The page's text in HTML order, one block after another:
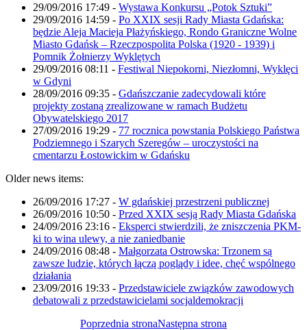
29/09/2016 17:49 - Wystawa Konkursu „Potok Sztuki”
29/09/2016 14:59 - Po XXIX sesji Rady Miasta Gdańska:
będzie Aleja Macieja Płażyńskiego, Rondo Graniczne Wolne
Miasto Gdańsk – Rzeczpospolita Polska (1920 - 1939) i
Pomnik Żołnierzy Wyklętych
29/09/2016 08:11 - Festiwal Niepokorni, Niezłomni, Wyklęci
w Gdyni
28/09/2016 09:35 - Gdańszczanie zadecydowali które
projekty zostaną zrealizowane w ramach Budżetu
Obywatelskiego 2017
27/09/2016 19:29 - 77 rocznica powstania Polskiego Państwa
Podziemnego i Szarych Szeregów – uroczystości na
cmentarzu Łostowickim w Gdańsku
Older news items:
26/09/2016 17:27 - W gdańskiej przestrzeni publicznej
26/09/2016 10:50 - Przed XXIX sesją Rady Miasta Gdańska
24/09/2016 23:16 - Eksperci stwierdzili, że zniszczenia PKM-
ki to wina ulewy, a nie zaniedbanie
24/09/2016 08:48 - Małgorzata Ostrowska: Trzonem są
zawsze ludzie, których łączą poglądy i idee, chęć wspólnego
działania
23/09/2016 19:33 - Przedstawiciele związków zawodowych
debatowali z przedstawicielami socjaldemokracji
Poprzednia stronaNastępna strona